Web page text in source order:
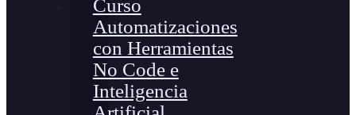
Curso
Automatizaciones
con Herramientas
No Code e
Inteligencia